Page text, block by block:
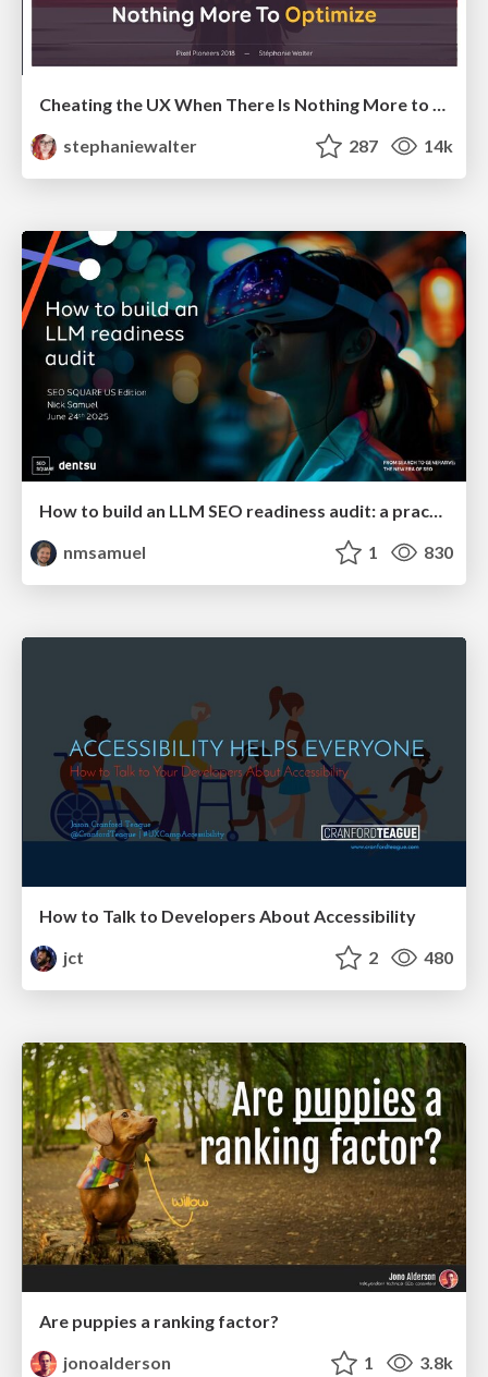
Cheating the UX When There Is Nothing More to Optimize - PixelPioneers
stephaniewalter
287 14k
nmsamuel
1 830
How to Talk to Developers About Accessibility
jct
2 480
Are puppies a ranking factor?
jonoalderson
1 3.8k